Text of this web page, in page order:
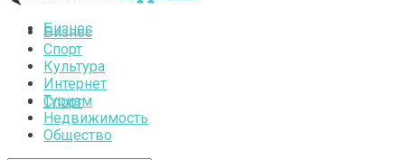
Бизнес
Спорт
Бизнес
Спорт
Культура
Интернет
Туризм
Недвижимость
Общество